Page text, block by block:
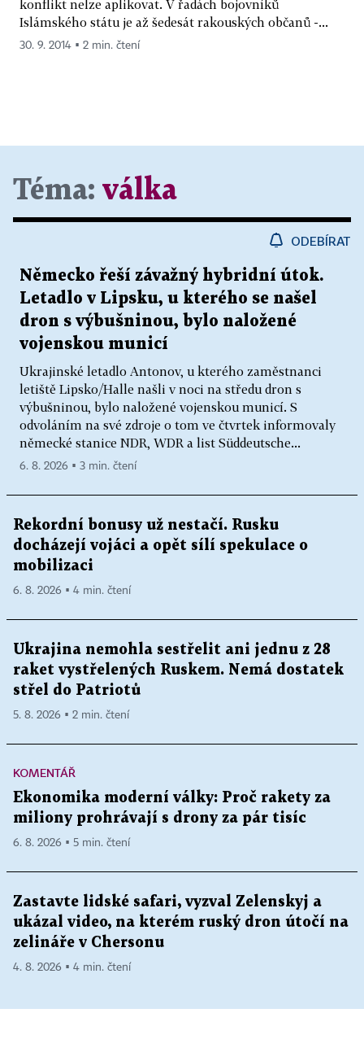
konflikt nelze aplikovat. V řadách bojovníků
Islámského státu je až šedesát rakouských občanů -...
30. 9. 2014 ▪ 2 min. čtení
Téma: válka
ODEBÍRAT
Německo řeší závažný hybridní útok.
Letadlo v Lipsku, u kterého se našel
dron s výbušninou, bylo naložené
vojenskou municí
Ukrajinské letadlo Antonov, u kterého zaměstnanci
letiště Lipsko/Halle našli v noci na středu dron s
výbušninou, bylo naložené vojenskou municí. S
odvoláním na své zdroje o tom ve čtvrtek informovaly
německé stanice NDR, WDR a list Süddeutsche...
6. 8. 2026 ▪ 3 min. čtení
Rekordní bonusy už nestačí. Rusku
docházejí vojáci a opět sílí spekulace o
mobilizaci
6. 8. 2026 ▪ 4 min. čtení
Ukrajina nemohla sestřelit ani jednu z 28
raket vystřelených Ruskem. Nemá dostatek
střel do Patriotů
5. 8. 2026 ▪ 2 min. čtení
KOMENTÁŘ
Ekonomika moderní války: Proč rakety za
miliony prohrávají s drony za pár tisíc
6. 8. 2026 ▪ 5 min. čtení
Zastavte lidské safari, vyzval Zelenskyj a
ukázal video, na kterém ruský dron útočí na
zelináře v Chersonu
4. 8. 2026 ▪ 4 min. čtení